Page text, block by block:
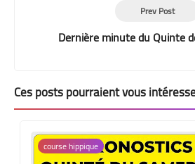
Prev Post
Dernière minute du Quinte
Ces posts pourraient vous
course hippique